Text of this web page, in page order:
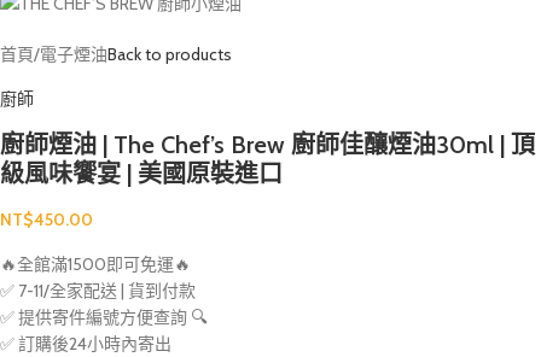
首頁/電子煙油Back to products
廚師
廚師煙油 | The Chef’s Brew 廚師佳釀煙油30ml | 頂
級風味饗宴 | 美國原裝進口
NT$450.00
🔥全館滿1500即可免運🔥
✅ 7-11/全家配送 | 貨到付款
✅ 提供寄件編號方便查詢 🔍
✅ 訂購後24小時內寄出